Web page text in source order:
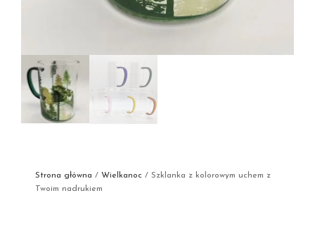
Strona główna / Wielkanoc / Szklanka z kolorowym uchem z
Twoim nadrukiem